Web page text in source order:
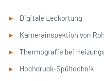
Digitale Leckortung
Kamerainspektion von
Thermografie bei
Hochdruck-Spültechnik